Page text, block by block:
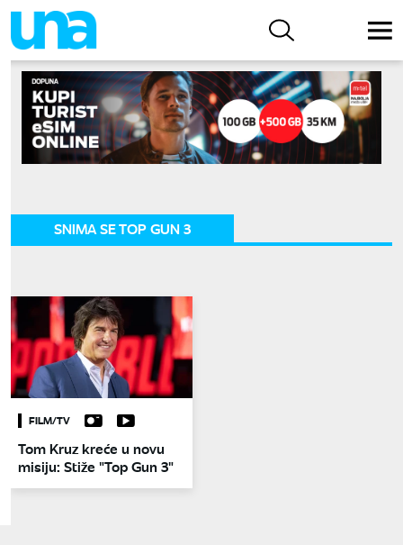
SNIMA SE TOP GUN 3
FILM/TV
Tom Kruz kreće u novu
misiju: Stiže "Top Gun 3"